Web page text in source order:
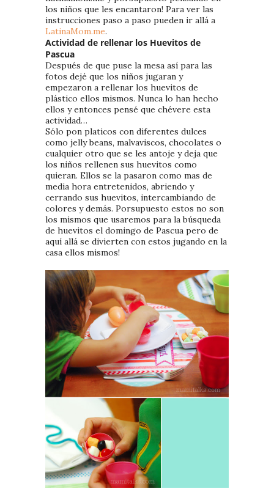
los niños que les encantaron! Para ver las
instrucciones paso a paso pueden ir allá a
LatinaMom.me.
Actividad de rellenar los Huevitos de
Pascua
Después de que puse la mesa así para las
fotos dejé que los niños jugaran y
empezaron a rellenar los huevitos de
plástico ellos mismos. Nunca lo han hecho
ellos y entonces pensé que chévere esta
actividad…
Sólo pon platicos con diferentes dulces
como jelly beans, malvaviscos, chocolates o
cualquier otro que se les antoje y deja que
los niños rellenen sus huevitos como
quieran. Ellos se la pasaron como mas de
media hora entretenidos, abriendo y
cerrando sus huevitos, intercambiando de
colores y demás. Porsupuesto estos no son
los mismos que usaremos para la búsqueda
de huevitos el domingo de Pascua pero de
aquí allá se divierten con estos jugando en la
casa ellos mismos!